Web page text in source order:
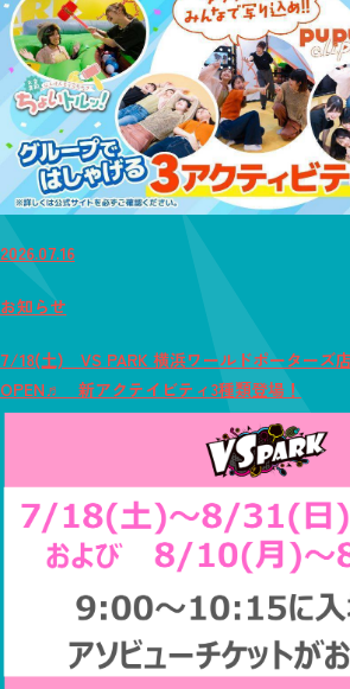
2026.07.16
お知らせ
7/18(土) VS PARK 横浜ワールドポーターズ
OPEN♬ 新アクテイビティ3種類登場！